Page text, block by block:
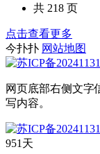
共 218 页
点击查看更多
今扑扑 网站地图
网页底部右侧文字
写内容。
951 天